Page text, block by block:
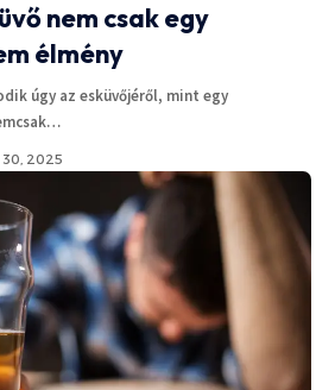
nem csak egy
élmény
úgy az esküvőjéről, mint egy
30, 2025